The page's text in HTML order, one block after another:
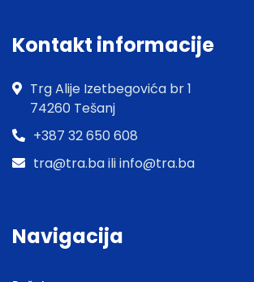
Kontakt informacije
Trg Alije Izetbegovića br 1
74260 Tešanj
+387 32 650 608
tra@tra.ba ili info@tra.ba
Navigacija